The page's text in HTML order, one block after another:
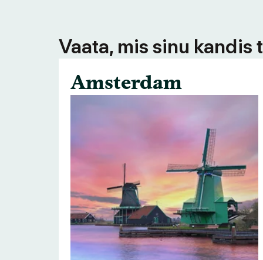
Vaata, mis sinu kandis
Amsterdam